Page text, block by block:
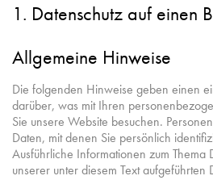
1. Datenschutz auf einen
Allgemeine Hinweise
Die folgenden Hinweise geben einen
darüber, was mit Ihren
Sie unsere Website besuchen.
Daten, mit denen Sie persönlich
Ausführliche Informationen zum Thema
unserer unter diesem Text aufgeführten